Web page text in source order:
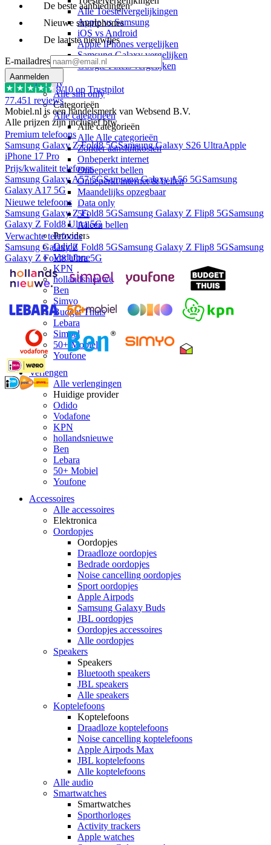
Alle Toestelvergelijkingen
Apple vs Samsung
iOS vs Android
Apple iPhones vergelijken
Samsung Galaxy vergelijken
Google Pixels vergelijken
Sim only
Alle sim only
Categorieën
Alle categorieën
Alle categorieën
Alle Alle categorieën
Zonder aansluitkosten
Onbeperkt internet
Onbeperkt bellen
Onbeperkt internet & bellen
Maandelijks opzegbaar
Data only
5G
Alleen bellen
Providers
Odido
Vodafone
KPN
hollandsnieuwe
Ben
Simyo
Budget Thuis
Lebara
Simpel
50+ Mobiel
Youfone
Verlengen
Alle verlengingen
Huidige provider
Odido
Vodafone
KPN
hollandsnieuwe
Ben
Lebara
50+ Mobiel
Youfone
Accessoires
Alle accessoires
Elektronica
Oordopjes
Oordopjes
Draadloze oordopjes
Bedrade oordopjes
Noise cancelling oordopjes
Sport oordopjes
Apple Airpods
Samsung Galaxy Buds
JBL oordopjes
Oordopjes accessoires
Alle oordopjes
Speakers
Speakers
Bluetooth speakers
JBL speakers
Alle speakers
Koptelefoons
Koptelefoons
Draadloze koptelefoons
Noise cancelling koptelefoons
Apple Airpods Max
JBL koptelefoons
Alle koptelefoons
Alle audio
Smartwatches
Smartwatches
Sporthorloges
Activity trackers
Apple watches
De beste aanbiedingen
Nieuwe smartphones
De laatste nieuwtjes
E-mailadres
Aanmelden
9/10 op Trustpilot
77.451 reviews
Mobiel.nl is een handelsmerk van Websend B.V.
Alle prijzen zijn inclusief btw.
Premium telefoons
Samsung Galaxy Z Fold8 5GSamsung Galaxy S26 UltraApple
iPhone 17 Pro
Prijs/kwaliteit telefoons
Samsung Galaxy A57 5GSamsung Galaxy A56 5GSamsung
Galaxy A17 5G
Nieuwe telefoons
Samsung Galaxy Z Fold8 5GSamsung Galaxy Z Flip8 5GSamsung
Galaxy Z Fold8 Ultra 5G
Verwachte telefoons
Samsung Galaxy Z Fold8 5GSamsung Galaxy Z Flip8 5GSamsung
Galaxy Z Fold8 Ultra 5G